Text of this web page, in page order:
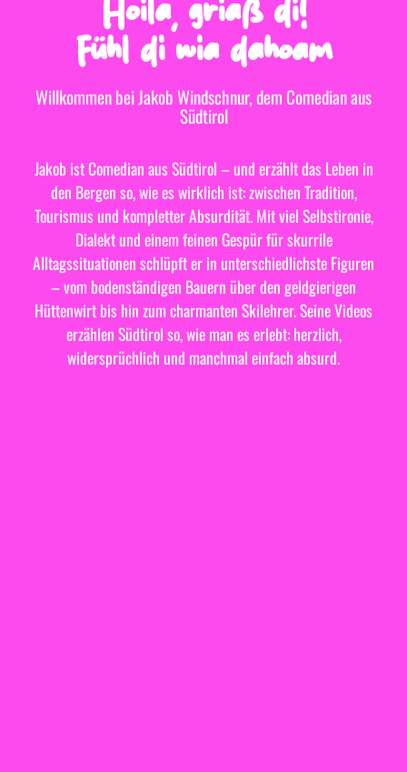
Hoila, griaß di!
Fühl di wia dahoam
Willkommen bei Jakob Windschnur, dem Comedian aus
Südtirol
Jakob ist Comedian aus Südtirol – und erzählt das Leben in
den Bergen so, wie es wirklich ist: zwischen Tradition,
Tourismus und kompletter Absurdität. Mit viel Selbstironie,
Dialekt und einem feinen Gespür für skurrile
Alltagssituationen schlüpft er in unterschiedlichste Figuren
– vom bodenständigen Bauern über den geldgierigen
Hüttenwirt bis hin zum charmanten Skilehrer. Seine Videos
erzählen Südtirol so, wie man es erlebt: herzlich,
widersprüchlich und manchmal einfach absurd.